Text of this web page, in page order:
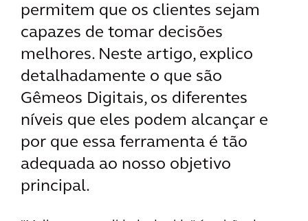
permitem que os clientes sejam
capazes de tomar decisões
melhores. Neste artigo, explico
detalhadamente o que são
Gêmeos Digitais, os diferentes
níveis que eles podem alcançar e
por que essa ferramenta é tão
adequada ao nosso objetivo
principal.